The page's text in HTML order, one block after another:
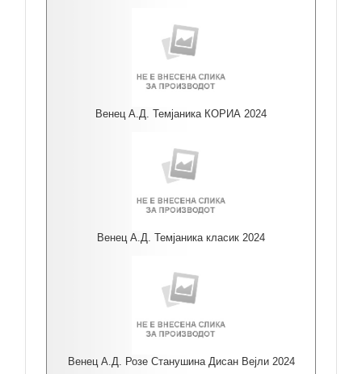
Венец А.Д. Темјаника КОРИА 2024
Венец А.Д. Темјаника класик 2024
Венец А.Д. Розе Станушина Дисан Вејли 2024